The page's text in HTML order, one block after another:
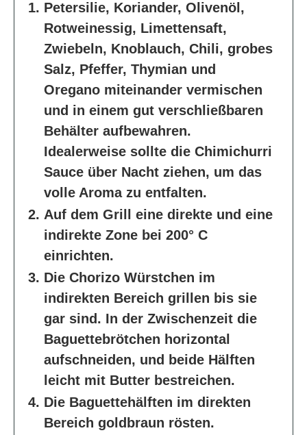
Petersilie, Koriander, Olivenöl,
Rotweinessig, Limettensaft,
Zwiebeln, Knoblauch, Chili, grobes
Salz, Pfeffer, Thymian und
Oregano miteinander vermischen
und in einem gut verschließbaren
Behälter aufbewahren.
Idealerweise sollte die Chimichurri
Sauce über Nacht ziehen, um das
volle Aroma zu entfalten.
Auf dem Grill eine direkte und eine
indirekte Zone bei 200° C
einrichten.
Die Chorizo Würstchen im
indirekten Bereich grillen bis sie
gar sind. In der Zwischenzeit die
Baguettebrötchen horizontal
aufschneiden, und beide Hälften
leicht mit Butter bestreichen.
Die Baguettehälften im direkten
Bereich goldbraun rösten.